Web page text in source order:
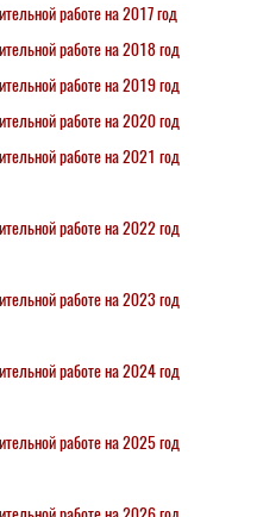
работе на 2017 год
работе на 2018 год
работе на 2019 год
работе на 2020 год
работе на 2021 год
работе на 2022 год
работе на 2023 год
работе на 2024 год
работе на 2025 год